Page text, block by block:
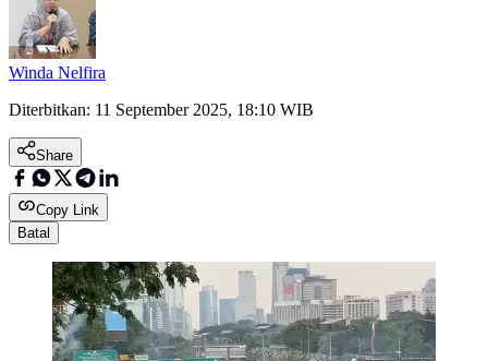
Winda Nelfira
Diterbitkan: 11 September 2025, 18:10 WIB
Share
Copy Link
Batal